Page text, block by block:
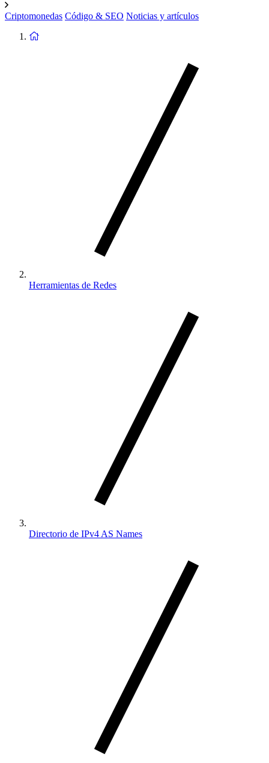
Criptomonedas Código & SEO Noticias y artículos
Herramientas de Redes
Directorio de IPv4 AS Names